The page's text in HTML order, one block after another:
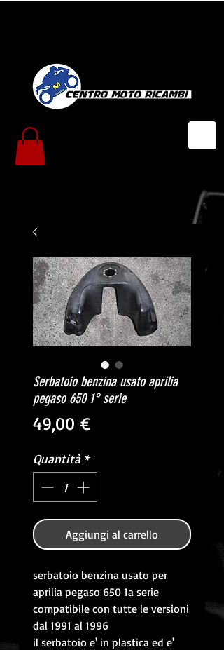
Serbatoio benzina usato aprilia
pegaso 650 1° serie
49,00 €Prezzo
Quantità *
Aggiungi al carrello
serbatoio benzina usato per
aprilia pegaso 650 1a serie
compatibile con tutte le versioni
dal 1991 al 1996
il serbatoio e' in plastica ed e'